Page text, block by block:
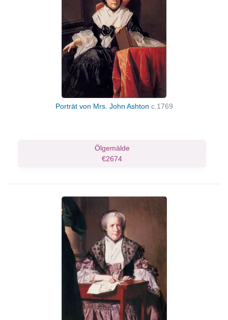
Porträt von Mrs. John Ashton c.1769
Ölgemälde
€2674